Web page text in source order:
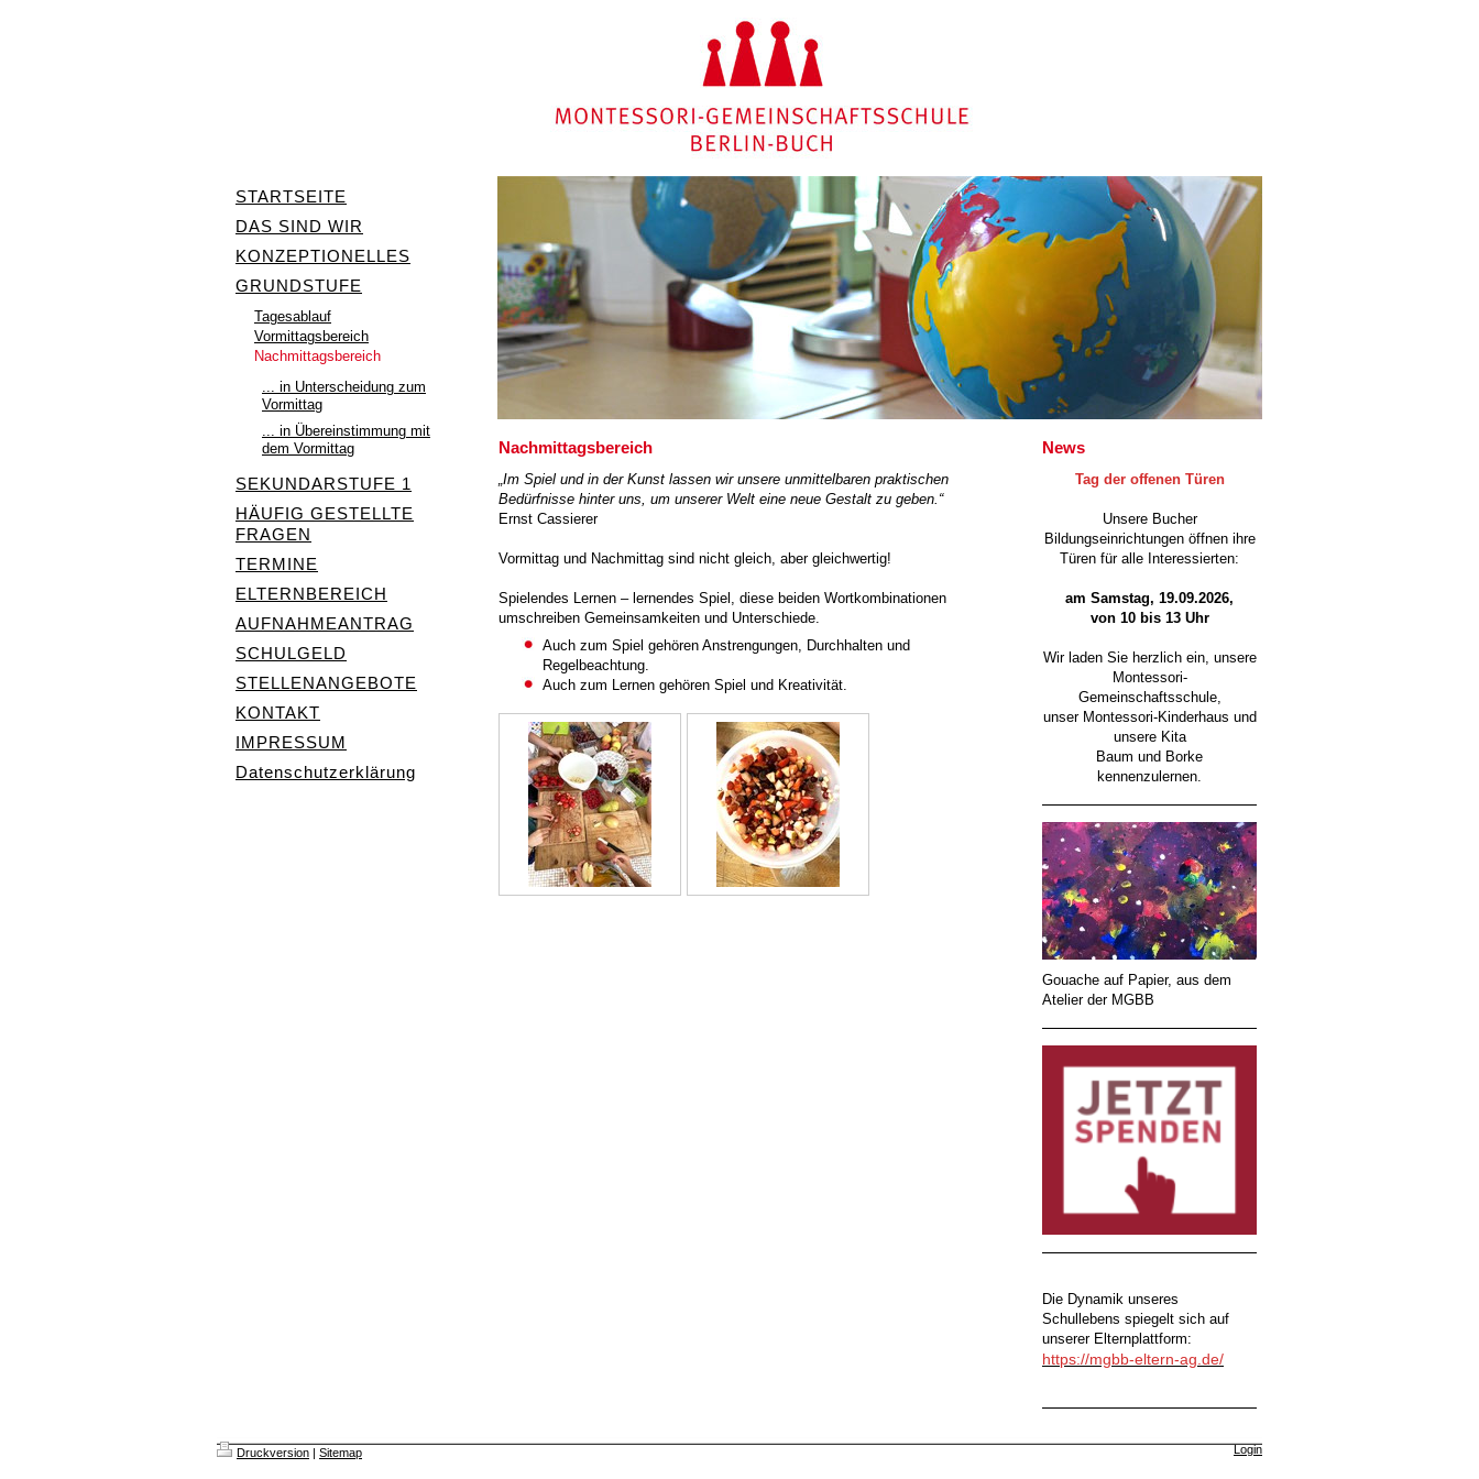
STARTSEITE
DAS SIND WIR
KONZEPTIONELLES
GRUNDSTUFE
Tagesablauf
Vormittagsbereich
Nachmittagsbereich
... in Unterscheidung zum
Vormittag
... in Übereinstimmung mit
dem Vormittag
SEKUNDARSTUFE 1
HÄUFIG GESTELLTE
FRAGEN
TERMINE
ELTERNBEREICH
AUFNAHMEANTRAG
SCHULGELD
STELLENANGEBOTE
KONTAKT
IMPRESSUM
Datenschutzerklärung
News
Tag der offenen Türen
Unsere Bucher
Bildungseinrichtungen öffnen ihre
Türen für alle Interessierten:
am Samstag, 19.09.2026,
von 10 bis 13 Uhr
Wir laden Sie herzlich ein, unsere
Montessori-
Gemeinschaftsschule,
unser Montessori-Kinderhaus und
unsere Kita
Baum und Borke
kennenzulernen.
Gouache auf Papier, aus dem
Atelier der MGBB
Die Dynamik unseres
Schullebens spiegelt sich auf
unserer Elternplattform:
https://mgbb-eltern-ag.de/
Nachmittagsbereich
„Im Spiel und in der Kunst lassen wir unsere unmittelbaren praktischen
Bedürfnisse hinter uns, um unserer Welt eine neue Gestalt zu geben.“
Ernst Cassierer
Vormittag und Nachmittag sind nicht gleich, aber gleichwertig!
Spielendes Lernen – lernendes Spiel, diese beiden Wortkombinationen
umschreiben Gemeinsamkeiten und Unterschiede.
Auch zum Spiel gehören Anstrengungen, Durchhalten und
Regelbeachtung.
Auch zum Lernen gehören Spiel und Kreativität.
Druckversion | Sitemap Login